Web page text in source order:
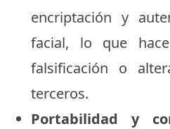
encriptación y
facial, lo que
falsificación o
terceros.
Portabilidad y